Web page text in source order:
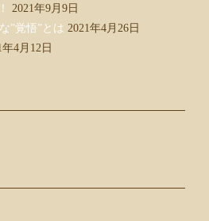
2021年9月9日
”覚悟”とは 2021年4月26日
年4月12日